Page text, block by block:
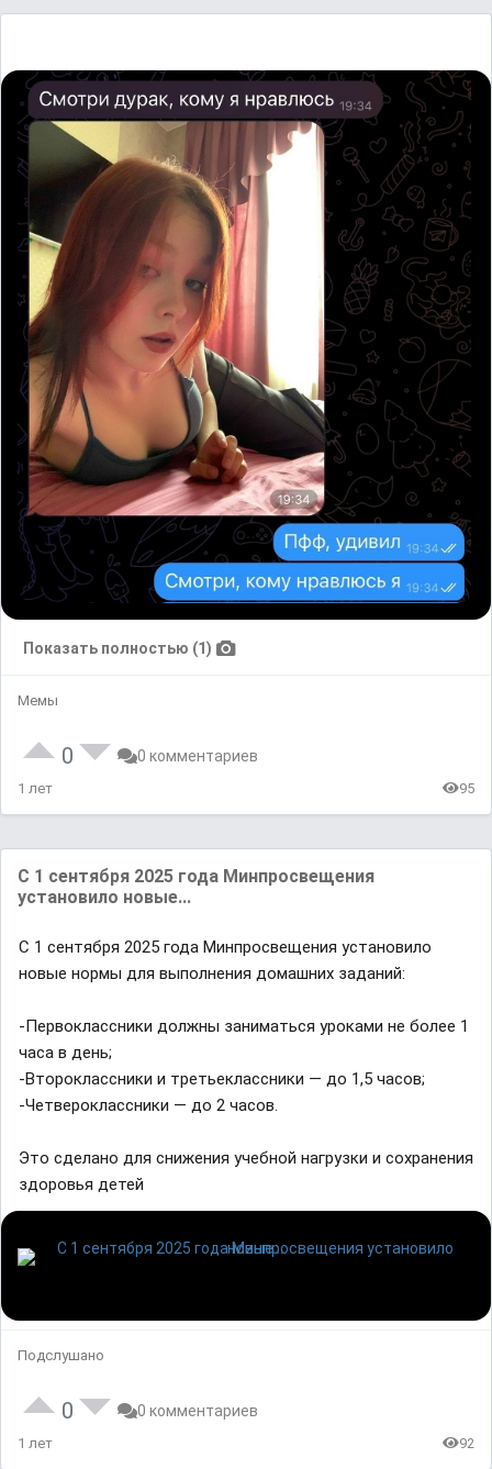
Показать полностью (1)
Мемы
0 0 комментариев
1 лет 95
С 1 сентября 2025 года Минпросвещения
установило новые...
С 1 сентября 2025 года Минпросвещения установило
новые нормы для выполнения домашних заданий:
-Первоклассники должны заниматься уроками не более 1
часа в день;
-Второклассники и третьеклассники — до 1,5 часов;
-Четвероклассники — до 2 часов.
Это сделано для снижения учебной нагрузки и сохранения
здоровья детей
Подслушано
0 0 комментариев
1 лет 92